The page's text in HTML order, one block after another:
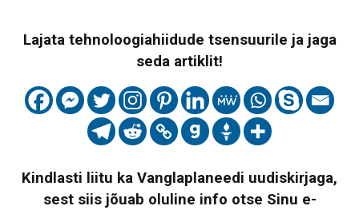
Lajata tehnoloogiahiidude tsensuurile ja jaga
seda artiklit!
Kindlasti liitu ka Vanglaplaneedi uudiskirjaga,
sest siis jõuab oluline info otse Sinu e-